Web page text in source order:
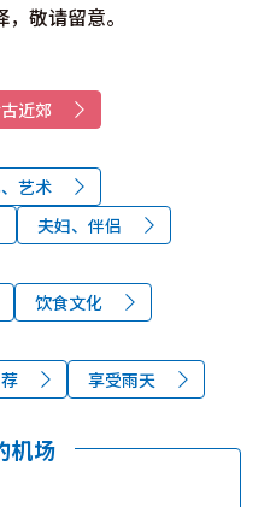
敬请留意。
近郊
艺术
夫妇、伴侣
饮食文化
享受雨天
机场